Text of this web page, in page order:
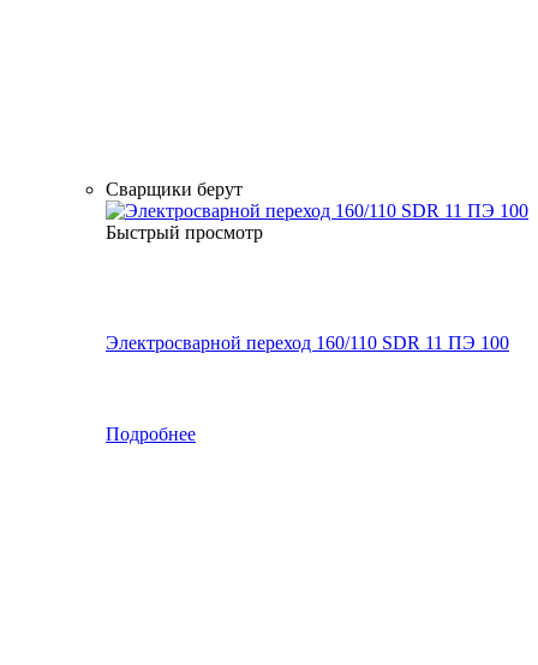
Сварщики берут
Быстрый просмотр
Электросварной переход 160/110 SDR 11 ПЭ 100
Подробнее